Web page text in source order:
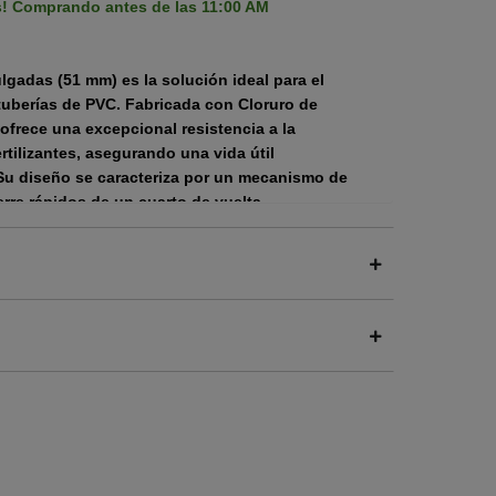
Comprando antes de las 11:00 AM
(51 mm) es la solución ideal para el
de PVC. Fabricada conCloruro de
unaexcepcional resistencia a la
asegurando una vida útil
diseño se caracteriza por un mecanismo de
rápidos de un cuarto de vuelta
instantáneo.
resistencia a la corrosión y su facilidad de
es inherentemente resistente a una amplia
una vida útil prolongada en